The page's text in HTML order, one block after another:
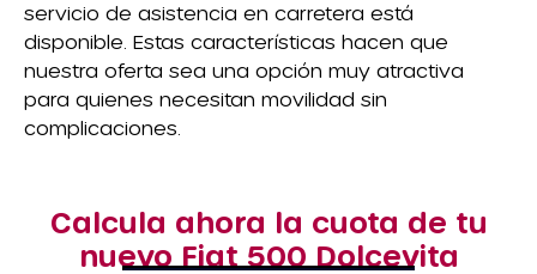
servicio de asistencia en carretera está
disponible. Estas características hacen que
nuestra oferta sea una opción muy atractiva
para quienes necesitan movilidad sin
complicaciones.
Calcula ahora la cuota de tu
nuevo Fiat 500 Dolcevita